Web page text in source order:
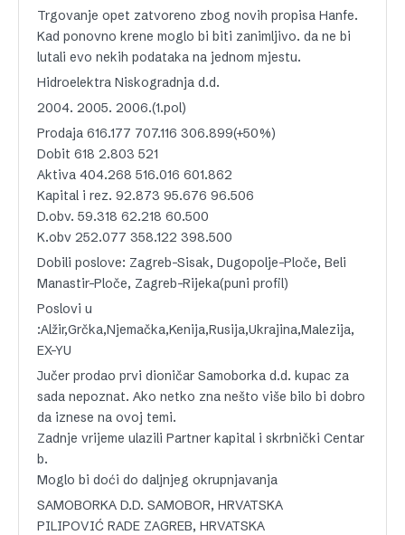
Trgovanje opet zatvoreno zbog novih propisa Hanfe.
Kad ponovno krene moglo bi biti zanimljivo. da ne bi
lutali evo nekih podataka na jednom mjestu.
Hidroelektra Niskogradnja d.d.
2004. 2005. 2006.(1.pol)
Prodaja 616.177 707.116 306.899(+50%)
Dobit 618 2.803 521
Aktiva 404.268 516.016 601.862
Kapital i rez. 92.873 95.676 96.506
D.obv. 59.318 62.218 60.500
K.obv 252.077 358.122 398.500
Dobili poslove: Zagreb-Sisak, Dugopolje-Ploče, Beli
Manastir-Ploče, Zagreb-Rijeka(puni profil)
Poslovi u
:Alžir,Grčka,Njemačka,Kenija,Rusija,Ukrajina,Malezija,
EX-YU
Jučer prodao prvi dioničar Samoborka d.d. kupac za
sada nepoznat. Ako netko zna nešto više bilo bi dobro
da iznese na ovoj temi.
Zadnje vrijeme ulazili Partner kapital i skrbnički Centar
b.
Moglo bi doći do daljnjeg okrupnjavanja
SAMOBORKA D.D. SAMOBOR, HRVATSKA
PILIPOVIĆ RADE ZAGREB, HRVATSKA